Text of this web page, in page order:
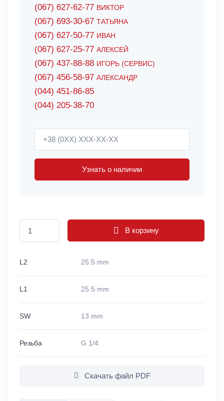
(067) 627-62-77 ВИКТОР
(067) 693-30-67 ТАТЬЯНА
(067) 627-50-77 ИВАН
(067) 627-25-77 АЛЕКСЕЙ
(067) 437-88-88 ИГОРЬ (СЕРВИС)
(067) 456-58-97 АЛЕКСАНДР
(044) 451-86-85
(044) 205-38-70
Узнать о наличии
В корзину
L2 25.5 mm
L1 25.5 mm
SW 13 mm
Резьба G 1/4
Скачать файл PDF